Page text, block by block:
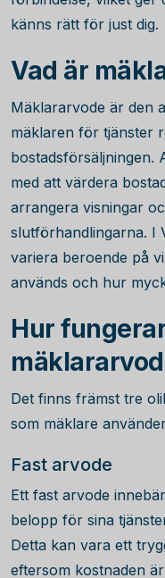
känns rätt för just dig.
Vad är
Mäklararvode är den
mäklaren för tjänster
bostadsförsäljningen.
med att värdera
arrangera visningar
slutförhandlingarna. I
variera beroende på
används och hur
Hur
Det finns främst tre
som mäklare
Fast arvode
Ett fast arvode
belopp för sina
Detta kan vara ett
eftersom kostnaden